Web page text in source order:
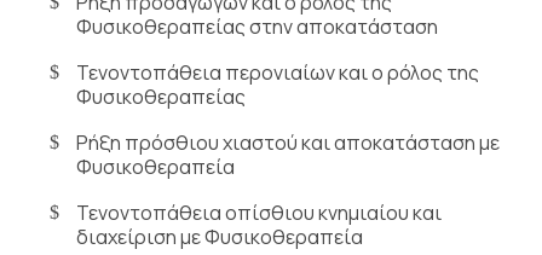
Φυσικοθεραπείας στην αποκατάσταση
Τενοντοπάθεια περονιαίων και ο ρόλος της
Φυσικοθεραπείας
Ρήξη πρόσθιου χιαστού και αποκατάσταση με
Φυσικοθεραπεία
Τενοντοπάθεια οπίσθιου κνημιαίου και
διαχείριση με Φυσικοθεραπεία